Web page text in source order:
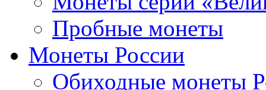
Пробные монеты
Монеты России
Обиходные монеты